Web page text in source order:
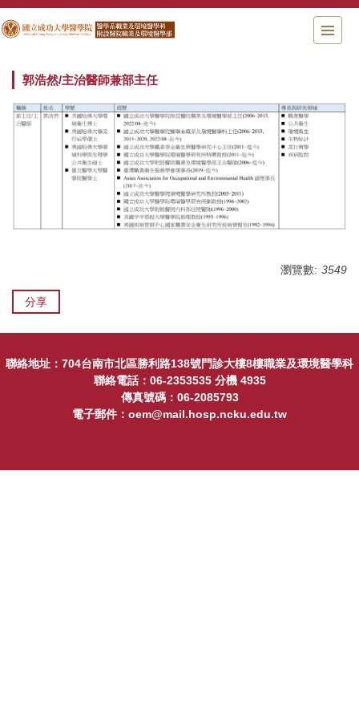
跳
到
區
郭浩然/主治醫師兼部主任
瀏覽數: 3549
分享
聯絡地址：704台南市北區勝利路138號門診大樓8樓職業及環境醫學科
聯絡電話：06-2353535 分機 4935
傳真號碼：06-2085793
電子郵件：oem@mail.hosp.ncku.edu.tw